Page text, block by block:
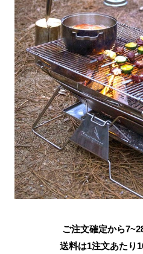
ご注文確定から
送料は1注文あたり